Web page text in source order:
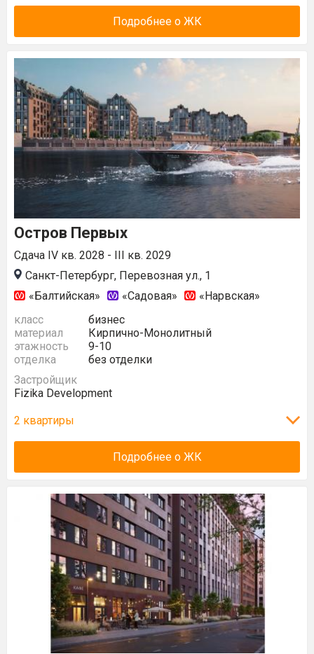
Подробнее о ЖК
Остров Первых
Сдача IV кв. 2028 - III кв. 2029
Санкт-Петербург, Перевозная ул., 1
«Балтийская»
«Садовая»
«Нарвская»
класс
бизнес
материал
Кирпично-Монолитный
этажность
9-10
отделка
без отделки
Застройщик
Fizika Development
2 квартиры
Подробнее о ЖК